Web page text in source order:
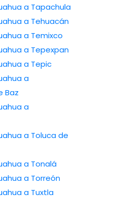
Envíos de Chihuahua a Tapachula
Envíos de Chihuahua a Tehuacán
Envíos de Chihuahua a Temixco
Envíos de Chihuahua a Tepexpan
Envíos de Chihuahua a Tepic
a
Baz
a
de
Envíos de Chihuahua a Tonalá
Envíos de Chihuahua a Torreón
Tuxtla